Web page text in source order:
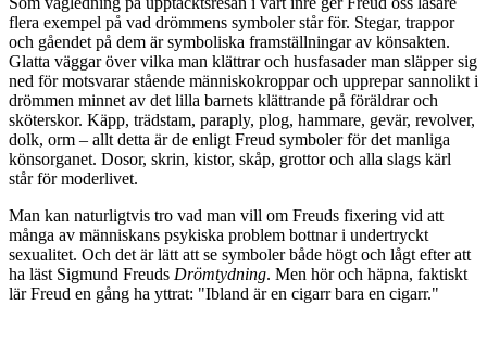
flera exempel på vad drömmens symboler står för. Stegar, trappor
och gåendet på dem är symboliska framställningar av könsakten.
Glatta väggar över vilka man klättrar och husfasader man släpper sig
ned för motsvarar stående människokroppar och upprepar sannolikt i
drömmen minnet av det lilla barnets klättrande på föräldrar och
sköterskor. Käpp, trädstam, paraply, plog, hammare, gevär, revolver,
dolk, orm – allt detta är de enligt Freud symboler för det manliga
könsorganet. Dosor, skrin, kistor, skåp, grottor och alla slags kärl
står för moderlivet.
Man kan naturligtvis tro vad man vill om Freuds fixering vid att
många av människans psykiska problem bottnar i undertryckt
sexualitet. Och det är lätt att se symboler både högt och lågt efter att
ha läst Sigmund Freuds Drömtydning. Men hör och häpna, faktiskt
lär Freud en gång ha yttrat: "Ibland är en cigarr bara en cigarr."